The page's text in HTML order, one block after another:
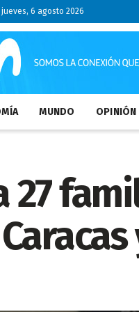
jueves, 6 agosto 2026
MUNDO OPINIÓN
27